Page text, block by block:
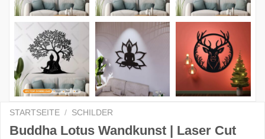
STARTSEITE / SCHILDER
Buddha Lotus Wandkunst | Laser Cut